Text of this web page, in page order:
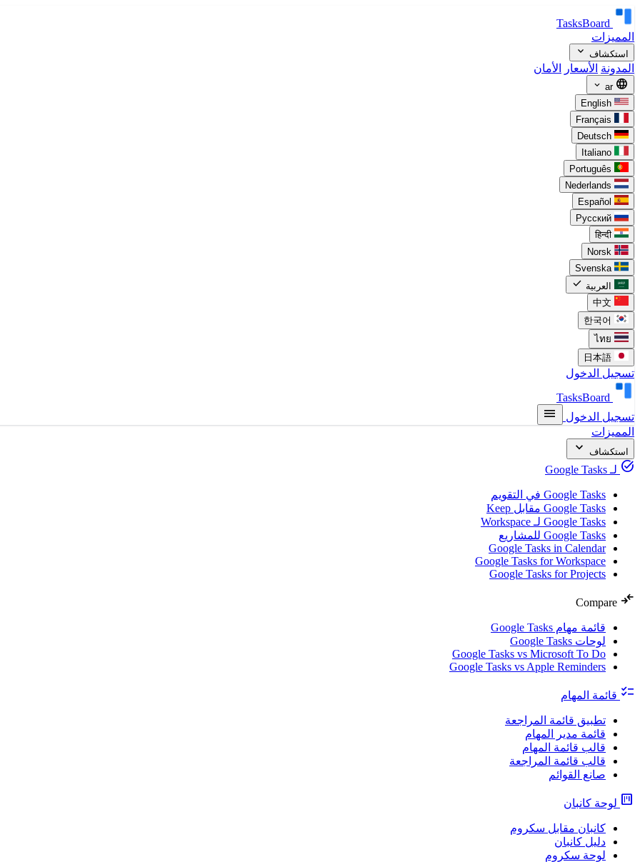
TasksBoard
المميزات
استكشاف expand_more
المدونة الأسعار الأمان
language
ar
expand_more
English
Français
Deutsch
Italiano
Português
Nederlands
Español
Русский
हिन्दी
Norsk
Svenska
العربية check
中文
한국어
ไทย
日本語
تسجيل الدخول
TasksBoard
تسجيل الدخول
menu
المميزات
استكشاف expand_more
task_alt لـ Google Tasks
Google Tasks في التقويم
Google Tasks مقابل Keep
Google Tasks لـ Workspace
Google Tasks للمشاريع
Google Tasks in Calendar
Google Tasks for Workspace
Google Tasks for Projects
compare_arrows
Compare
قائمة مهام Google Tasks
لوحات Google Tasks
Google Tasks vs Microsoft To Do
Google Tasks vs Apple Reminders
checklist قائمة المهام
تطبيق قائمة المراجعة
قائمة مدير المهام
قالب قائمة المهام
قالب قائمة المراجعة
صانع القوائم
view_kanban لوحة كانبان
كانبان مقابل سكروم
دليل كانبان
لوحة سكروم